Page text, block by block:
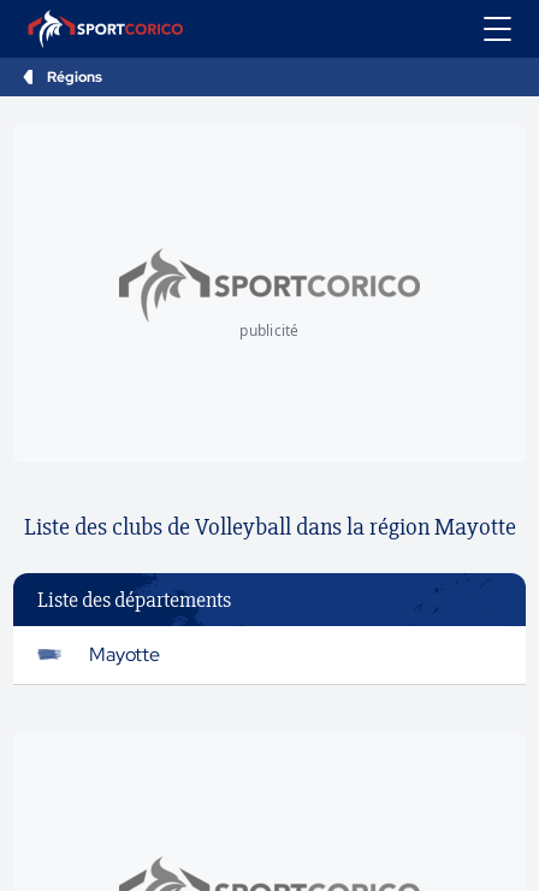
Régions
publicité
Liste des clubs de Volleyball dans la région Mayotte
Liste des départements
Mayotte